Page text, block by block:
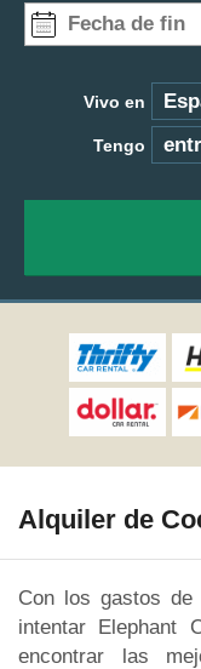
Vivo en
Tengo
Alquiler de
Con los gastos
intentar Elephant
encontrar las